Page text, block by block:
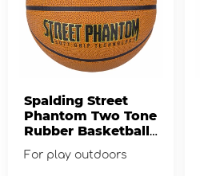
Spalding Street
Phantom Two Tone
Rubber Basketball
For play outdoors